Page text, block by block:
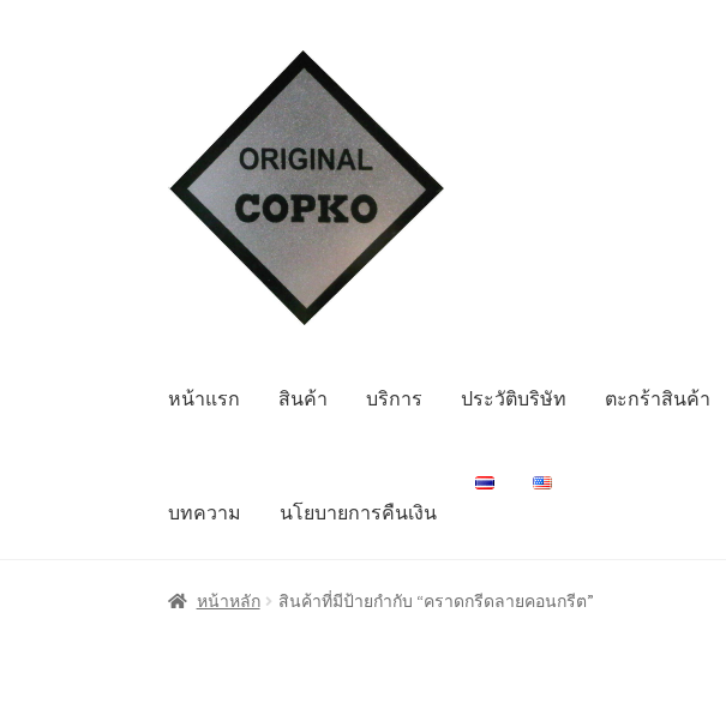
navigation
content
หน้าแรก สินค้า บริการ ประวัติบริษัท ตะกร้าสินค้า
บทความ นโยบายการคืนเงิน
หน้าแรก Cart My account ชำระเงิน ตะกร้าสินค้า ติดต่อเรา
หน้าหลัก สินค้าที่มีป้ายกำกับ “คราดกรีดลายคอนกรีต”